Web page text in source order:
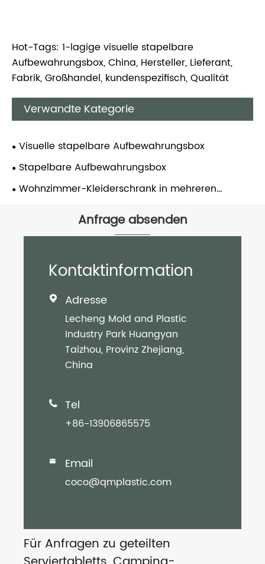
Hot-Tags: 1-lagige visuelle stapelbare
Aufbewahrungsbox, China, Hersteller, Lieferant,
Fabrik, Großhandel, kundenspezifisch, Qualität
Verwandte Kategorie
Visuelle stapelbare Aufbewahrungsbox
Stapelbare Aufbewahrungsbox
Wohnzimmer-Kleiderschrank in mehreren
Anfrage absenden
Kontaktinformation
 Adresse
Lecheng Mold and Plastic
Industry Park Huangyan
Taizhou, Provinz Zhejiang,
China
 Tel
+86-13906865575
 Email
coco@qmplastic.com
Für Anfragen zu geteilten